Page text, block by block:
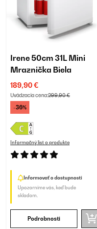
Irene 50cm 31L Mini
Mraznička Biela
189,90 €
Uvádzacia cena:299,90 €
-36%
Informačný list o produkte
Informovať o dostupnosti
Upozorníme vás, keď bude
skladom.
Podrobnosti